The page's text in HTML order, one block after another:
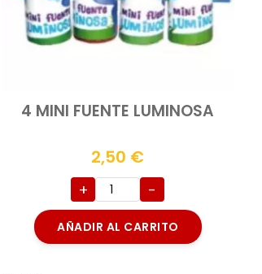
4 MINI FUENTE LUMINOSA
2,50 €
+ -
AÑADIR AL CARRITO